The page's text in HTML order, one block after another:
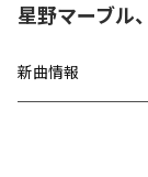
星野マーブル
新曲情報